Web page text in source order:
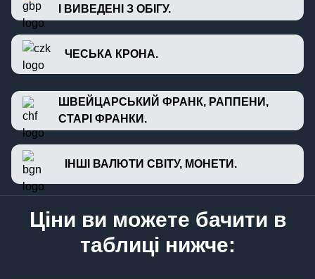
І ВИВЕДЕНІ З ОБІГУ.
ЧЕСЬКА КРОНА.
ШВЕЙЦАРСЬКИЙ ФРАНК, РАППЕНИ,
СТАРІ ФРАНКИ.
ІНШІ ВАЛЮТИ СВІТУ, МОНЕТИ.
Ціни ви можете бачити в
таблиці нижче: